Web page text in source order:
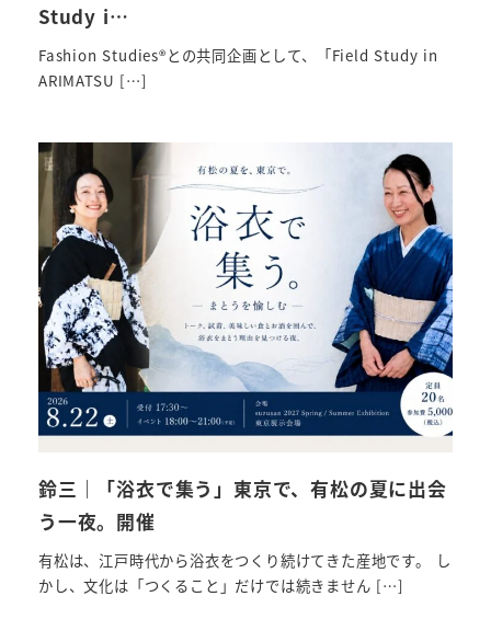
Study i…
Fashion Studies®との共同企画として、「Field Study in
ARIMATSU […]
鈴三｜「浴衣で集う」東京で、有松の夏に出会
う一夜。開催
有松は、江戸時代から浴衣をつくり続けてきた産地です。 し
かし、文化は「つくること」だけでは続きません […]